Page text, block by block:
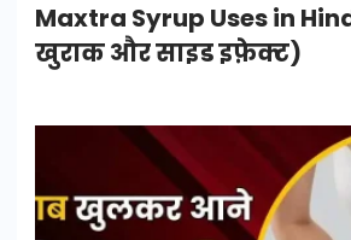
Maxtra Syrup Uses in
खुराक और साइड इफ़ेक्ट)